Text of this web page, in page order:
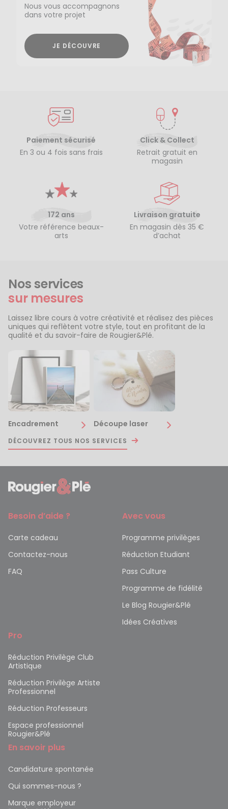
Nous vous accompagnons
dans votre projet
JE DÉCOUVRE
Paiement sécurisé
En 3 ou 4 fois sans frais
Click & Collect
Retrait gratuit en
magasin
172 ans
Votre référence beaux-
arts
Livraison gratuite
En magasin dès 35 €
d’achat
Nos services
sur mesures
Laissez libre cours à votre créativité et réalisez des pièces
uniques qui reflètent votre style, tout en profitant de la
qualité et du savoir-faire de Rougier&Plé.
Encadrement Découpe laser
DÉCOUVREZ TOUS NOS SERVICES
Besoin d’aide ?
Carte cadeau
Contactez-nous
FAQ
Avec vous
Programme privilèges
Réduction Etudiant
Pass Culture
Programme de fidélité
Le Blog Rougier&Plé
Idées Créatives
Pro
Réduction Privilège Club
Artistique
Réduction Privilège Artiste
Professionnel
Réduction Professeurs
Espace professionnel
Rougier&Plé
En savoir plus
Candidature spontanée
Qui sommes-nous ?
Marque employeur